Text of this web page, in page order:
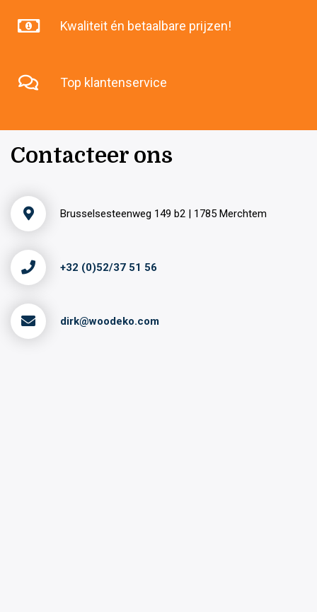
Kwaliteit én betaalbare prijzen!
Top klantenservice
Contacteer ons
Brusselsesteenweg 149 b2 | 1785 Merchtem
+32 (0)52/37 51 56
dirk@woodeko.com